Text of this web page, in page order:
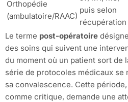
Orthopédie
(ambulatoire/RAAC)
puis selon
récupération
Le terme post-opératoire
des soins qui suivent une
du moment où un patient sort de
série de protocoles médicaux se
sa convalescence. Cette
comme critique, demande une